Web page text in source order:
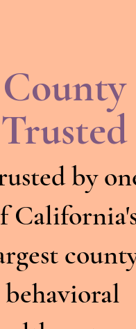
County
Trusted
by
behavioral